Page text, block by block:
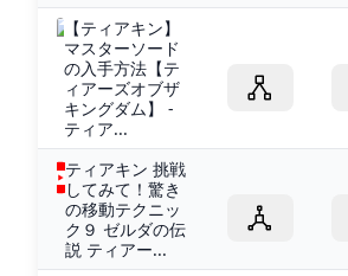
【ティアキン】
マスターソード
の入手方法【テ
ィアーズオブザ
キングダム】 -
ティア...
ティアキン 挑戦
してみて！驚き
の移動テクニッ
ク９ ゼルダの伝
説 ティアー...